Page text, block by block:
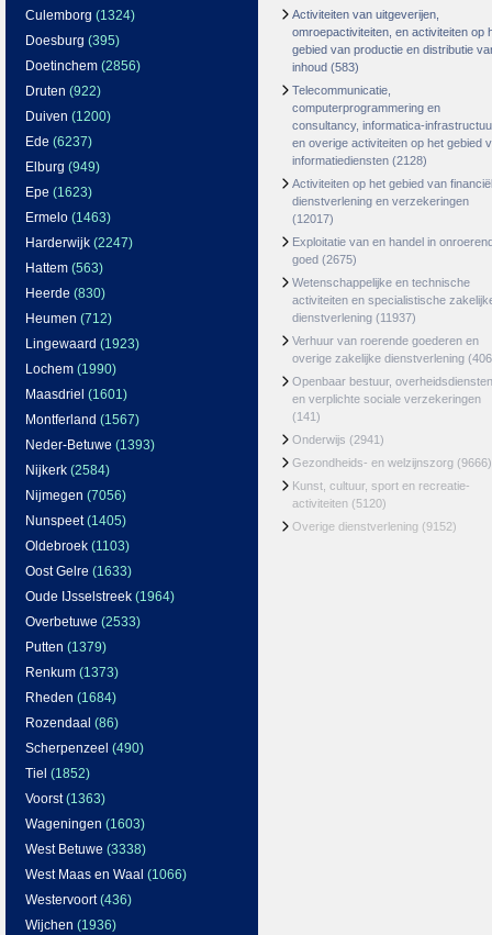
Culemborg (1324)
Doesburg (395)
Doetinchem (2856)
Druten (922)
Duiven (1200)
Ede (6237)
Elburg (949)
Epe (1623)
Ermelo (1463)
Harderwijk (2247)
Hattem (563)
Heerde (830)
Heumen (712)
Lingewaard (1923)
Lochem (1990)
Maasdriel (1601)
Montferland (1567)
Neder-Betuwe (1393)
Nijkerk (2584)
Nijmegen (7056)
Nunspeet(1405)
Oldebroek (1103)
Oost Gelre (1633)
Oude IJsselstreek (1964)
Overbetuwe (2533)
Putten (1379)
Renkum (1373)
Rheden (1684)
Rozendaal (86)
Scherpenzeel (490)
Tiel (1852)
Voorst(1363)
Wageningen (1603)
West Betuwe (3338)
West Maas en Waal (1066)
Westervoort(436)
Wijchen (1936)
Activiteiten van uitgeverijen,
omroepactiviteiten, en activiteiten op
gebied van productie en distributie
inhoud (583)
Telecommunicatie,
computerprogrammering en
consultancy, informatica-
en overige activiteiten op het gebied
informatiediensten (2128)
Activiteiten op het gebied van
dienstverlening en verzekeringen
(12017)
Exploitatie van en handel in
goed (2675)
Wetenschappelijke en technische
activiteiten en specialistische
dienstverlening (11937)
Verhuur van roerende goederen en
overige zakelijke dienstverlening
Openbaar bestuur, overheidsdiensten
en verplichte sociale verzekeringen
(141)
Onderwijs (2941)
Gezondheids- en welzijnszorg (9666)
Kunst, cultuur, sport en recreatie-
activiteiten (5120)
Overige dienstverlening (9152)